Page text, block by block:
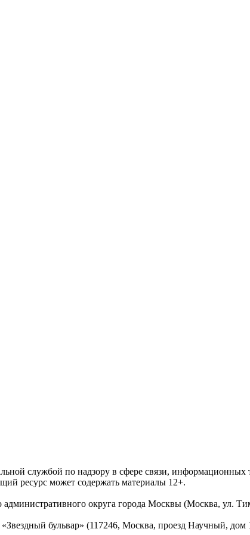
службой по надзору в сфере связи,
ресурс может содержать материалы 12+.
округа города Москвы (Москва, ул.
бульвар» (117246, Москва, проезд Научный, дом